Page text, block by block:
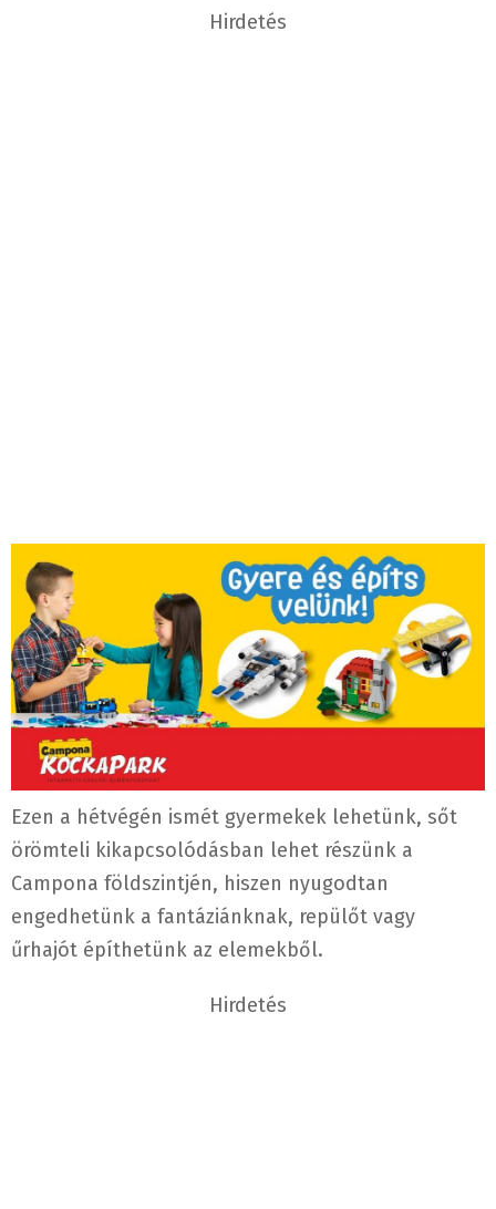
Hirdetés
Ezen a hétvégén ismét gyermekek lehetünk, sőt
örömteli kikapcsolódásban lehet részünk a
Campona földszintjén, hiszen nyugodtan
engedhetünk a fantáziánknak, repülőt vagy
űrhajót építhetünk az elemekből.
Hirdetés